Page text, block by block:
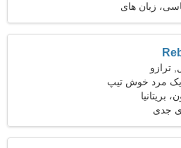
زبان های
مرد خوش تیپ
نیاز دارم
بریتانیا
ی جدی